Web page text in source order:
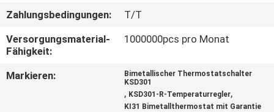
NACHRICHTEN
ALLE
Zahlungsbedingungen:
T/T
Versorgungsmaterial-
Fähigkeit:
1000000pcs pro Monat
Markieren:
Bimetallischer Thermostatschalter
KSD301
, KSD301-R-Temperaturregler,
KI31 Bimetallthermostat mit Garantie